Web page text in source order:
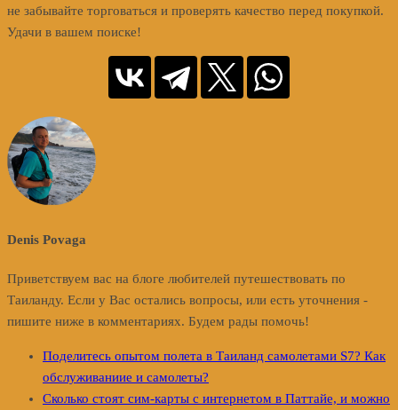
не забывайте торговаться и проверять качество перед покупкой.
Удачи в вашем поиске!
Denis Povaga
Приветствуем вас на блоге любителей путешествовать по
Таиланду. Если у Вас остались вопросы, или есть уточнения -
пишите ниже в комментариях. Будем рады помочь!
Поделитесь опытом полета в Таиланд самолетами S7? Как
обслуживаниие и самолеты?
Сколько стоят сим-карты с интернетом в Паттайе, и можно